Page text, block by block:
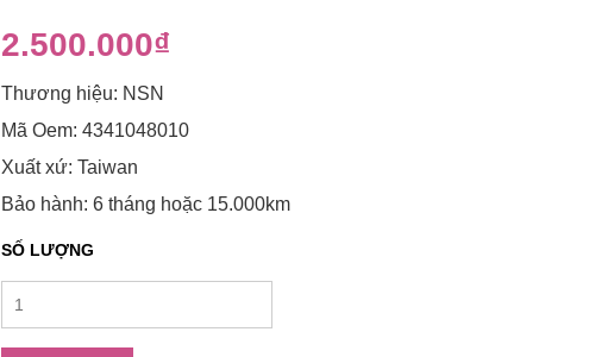
2.500.000₫
Thương hiệu: NSN
Mã Oem: 4341048010
Xuất xứ: Taiwan
Bảo hành: 6 tháng hoặc 15.000km
SỐ LƯỢNG